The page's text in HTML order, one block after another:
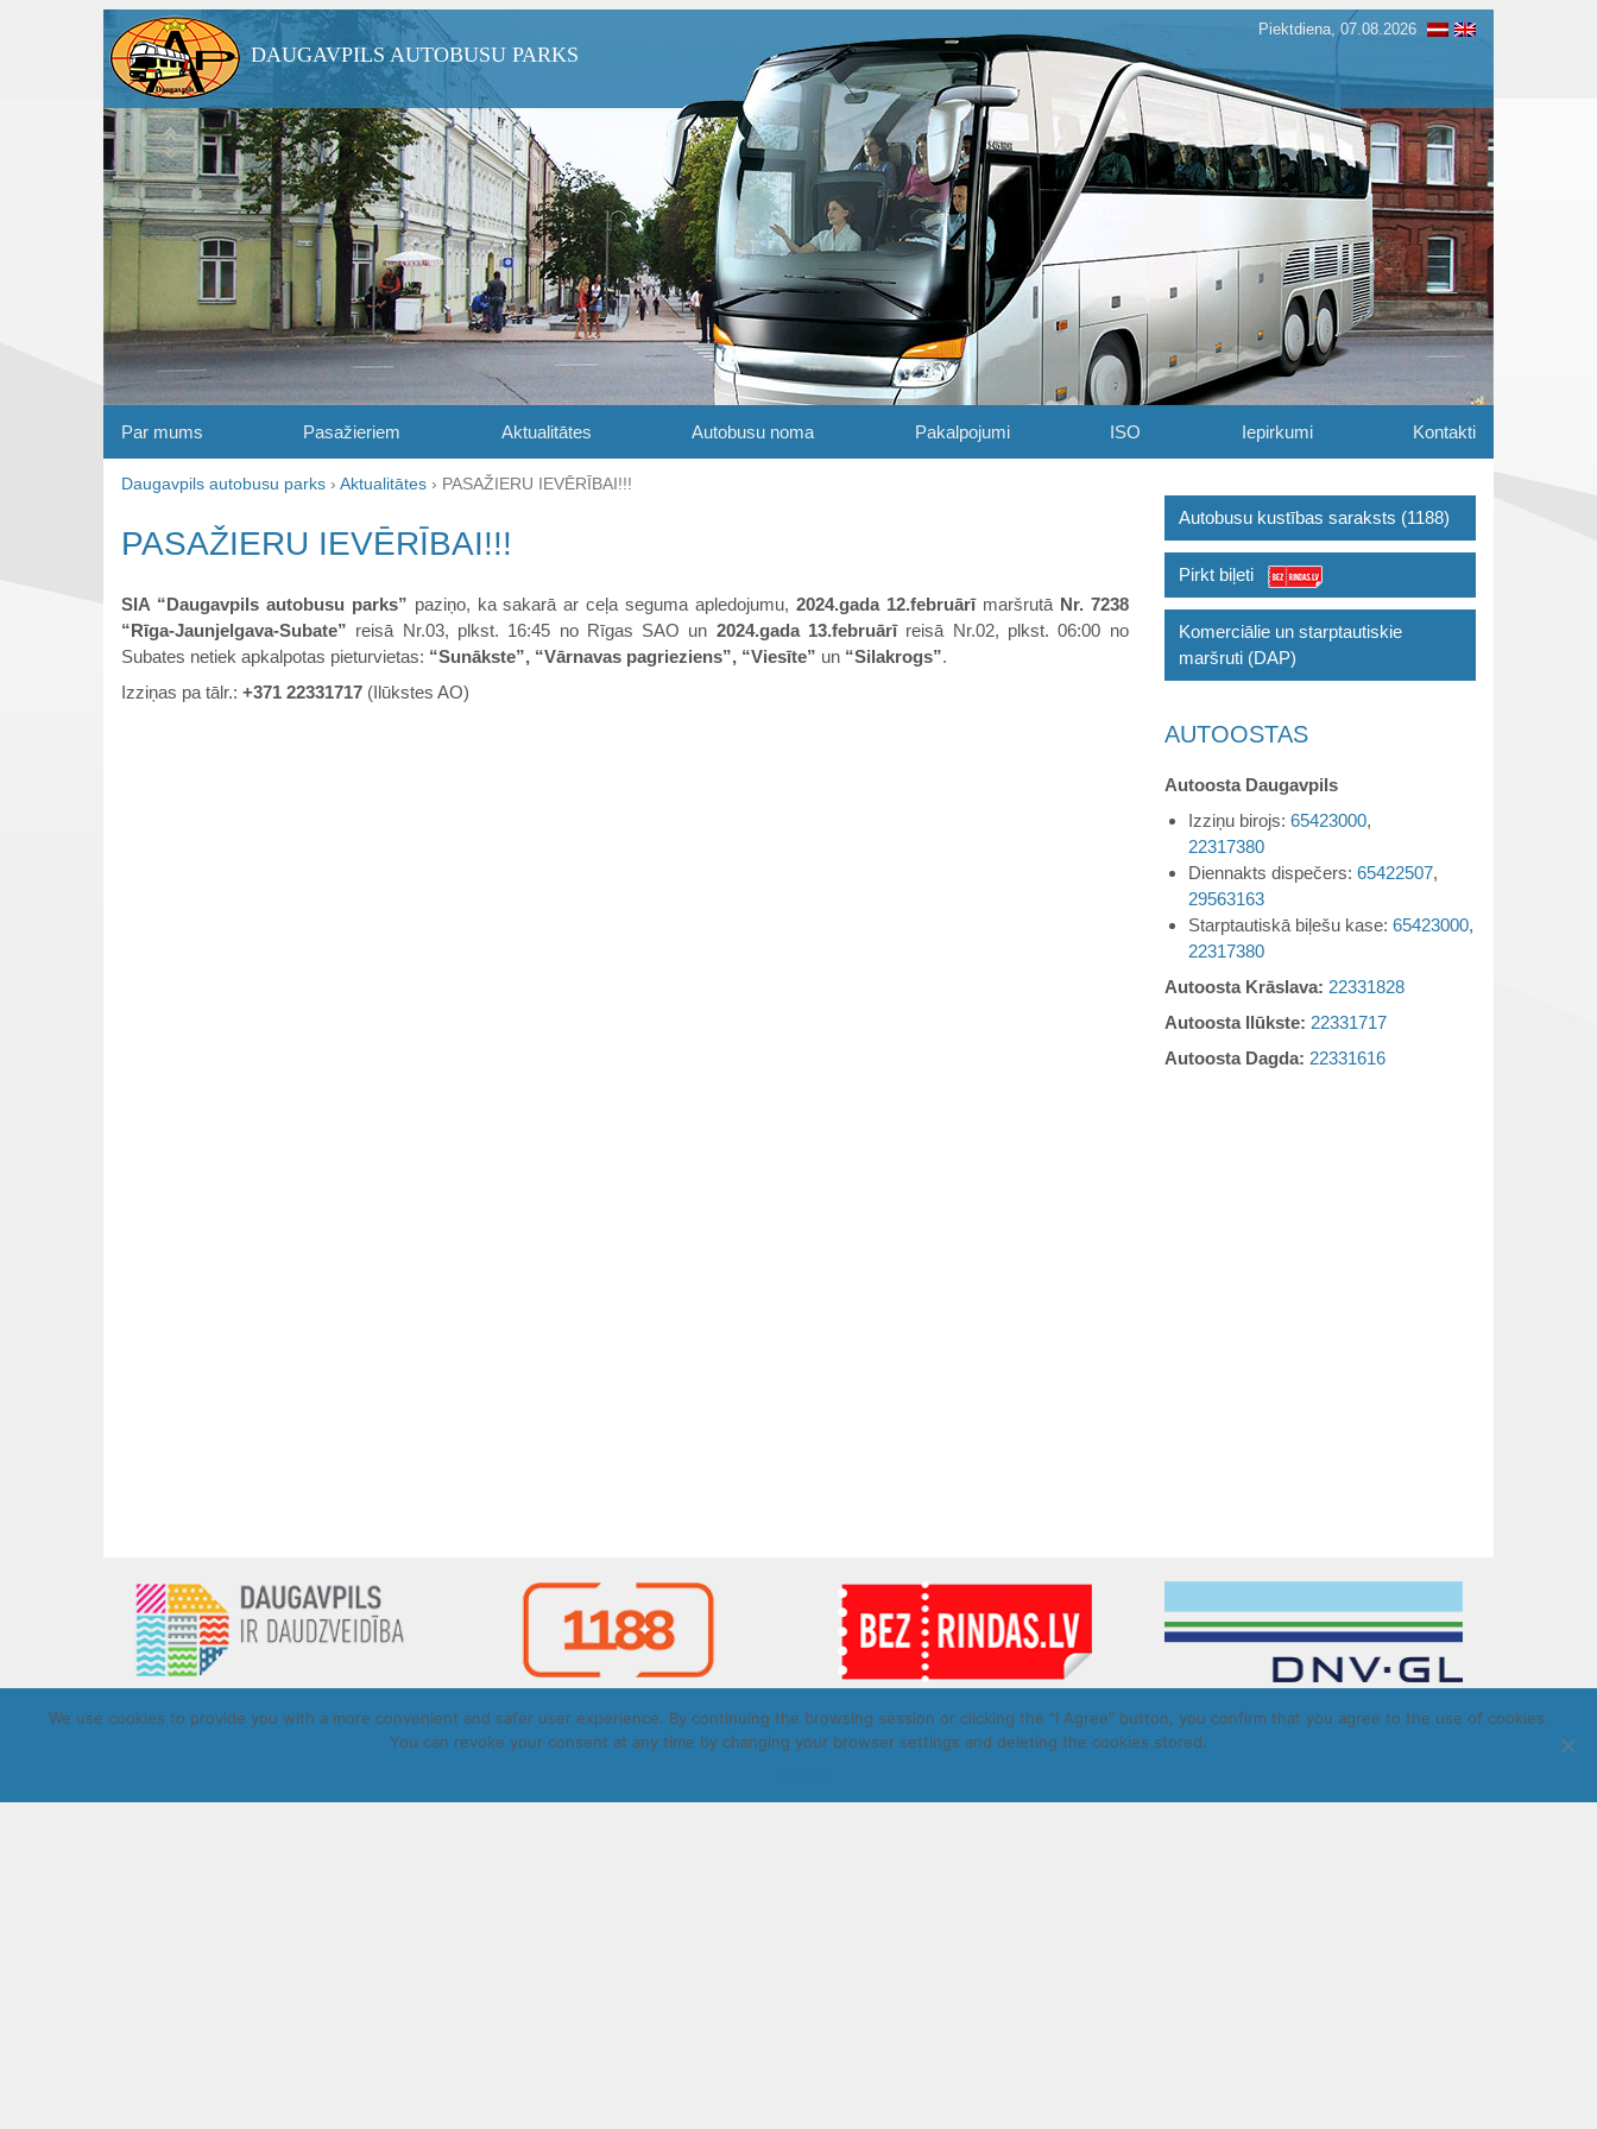
Piektdiena, 07.08.2026
DAUGAVPILS AUTOBUSU PARKS
Par mums Pasažieriem Aktualitātes Autobusu noma Pakalpojumi ISO Iepirkumi Kontakti
Daugavpils autobusu parks › Aktualitātes › PASAŽIERU IEVĒRĪBAI!!!
PASAŽIERU IEVĒRĪBAI!!!
SIA “Daugavpils autobusu parks” paziņo, ka sakarā ar ceļa seguma apledojumu, 2024.gada 12.februārī maršrutā Nr. 7238
“Rīga-Jaunjelgava-Subate” reisā Nr.03, plkst. 16:45 no Rīgas SAO un 2024.gada 13.februārīreisā Nr.02, plkst. 06:00 no
Subates netiek apkalpotas pieturvietas: “Sunākste”, “Vārnavas pagrieziens”, “Viesīte” un “Silakrogs”.
Izziņas pa tālr.: +371 22331717 (Ilūkstes AO)
Autobusu kustības saraksts (1188)
Pirkt biļeti
Komerciālie un starptautiskie
maršruti (DAP)
AUTOOSTAS
Autoosta Daugavpils
Izziņu birojs: 65423000,
22317380
Diennakts dispečers: 65422507,
29563163
Starptautiskā biļešu kase: 65423000,
22317380
Autoosta Krāslava: 22331828
Autoosta Ilūkste: 22331717
Autoosta Dagda: 22331616
Copyright © Daugavpils autobusu parks 2026. All rights reserved. Design by LatInSoft.
We use cookies to provide you with a more convenient and safer user experience. By continuing the browsing session or clicking the "I Agree" button, you confirm that you agree to the use of cookies.
You can revoke your consent at any time by changing your browser settings and deleting the cookies stored.